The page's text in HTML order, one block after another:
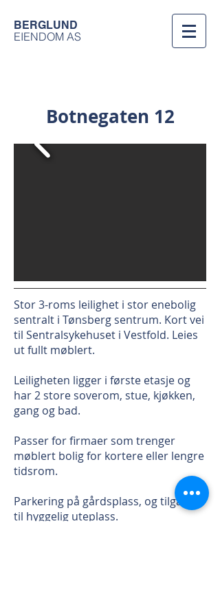
BERGLUND
EIENDOM AS
Botnegaten 12
Stor 3-roms leilighet i stor enebolig
sentralt i Tønsberg sentrum. Kort vei
til Sentralsykehuset i Vestfold. Leies
ut fullt møblert.
Leiligheten ligger i første etasje og
har 2 store soverom, stue, kjøkken,
gang og bad.
Passer for firmaer som trenger
møblert bolig for kortere eller lengre
tidsrom.
Parkering på gårdsplass, og tilgang
til hyggelig uteplass.